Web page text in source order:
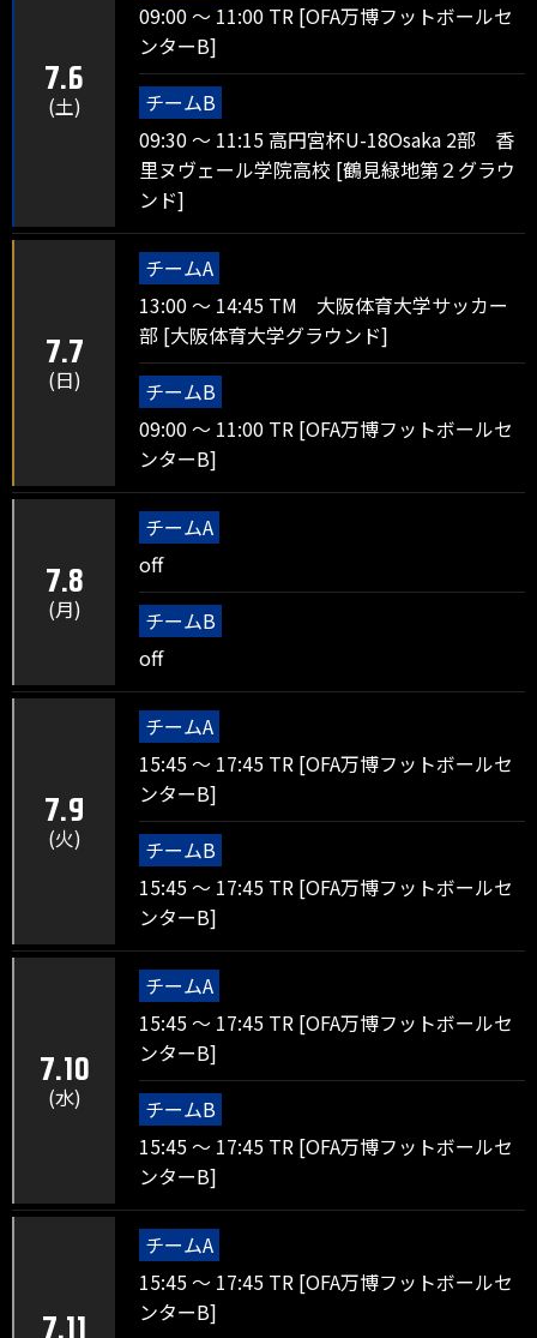
7.6
(土)
09:00 ～ 11:00 TR [OFA万博フットボールセ
ンターB]
チームB
09:30 ～ 11:15 高円宮杯U-18Osaka 2部 香
里ヌヴェール学院高校 [鶴見緑地第２グラウ
ンド]
7.7
(日)
チームA
13:00 ～ 14:45 TM 大阪体育大学サッカー
部 [大阪体育大学グラウンド]
チームB
09:00 ～ 11:00 TR [OFA万博フットボールセ
ンターB]
7.8
(月)
チームA
off
チームB
off
7.9
(火)
チームA
15:45 ～ 17:45 TR [OFA万博フットボールセ
ンターB]
チームB
15:45 ～ 17:45 TR [OFA万博フットボールセ
ンターB]
7.10
(水)
チームA
15:45 ～ 17:45 TR [OFA万博フットボールセ
ンターB]
チームB
15:45 ～ 17:45 TR [OFA万博フットボールセ
ンターB]
7.11
チームA
15:45 ～ 17:45 TR [OFA万博フットボールセ
ンターB]